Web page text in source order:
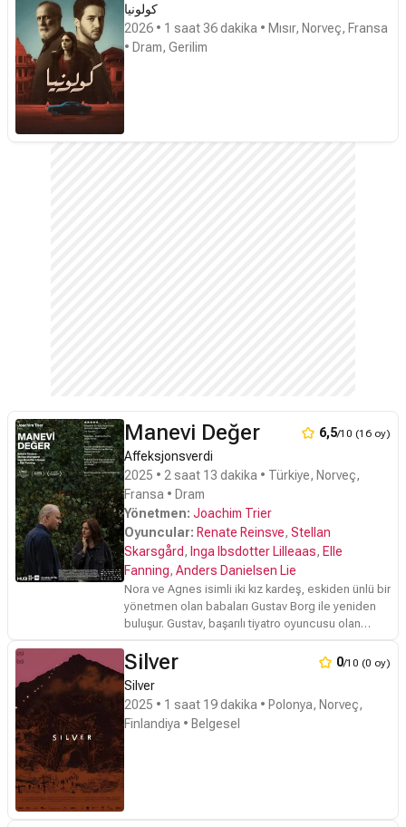
كولونيا
2026 • 1 saat 36 dakika • Mısır, Norveç, Fransa
• Dram, Gerilim
Manevi Değer 6,5/10 (16 oy)
Affeksjonsverdi
2025 • 2 saat 13 dakika • Türkiye, Norveç,
Fransa • Dram
Yönetmen: Joachim Trier
Oyuncular: Renate Reinsve, Stellan
Skarsgård, Inga Ibsdotter Lilleaas, Elle
Fanning, Anders Danielsen Lie
Nora ve Agnes isimli iki kız kardeş, eskiden ünlü bir
yönetmen olan babaları Gustav Borg ile yeniden
buluşur. Gustav, başarılı tiyatro oyuncusu olan
umduğu, ailelerinden ilham alan filminde başrol
reddetmesinden kısa süre sonra babasının rolünü
hevesli genç bir Hollywood yıldızına verdiğini
öğrenir. İki kız kardeş bir anda babalarıyla olan
Silver 0/10 (0 oy)
Silver
2025 • 1 saat 19 dakika • Polonya, Norveç,
Finlandiya • Belgesel